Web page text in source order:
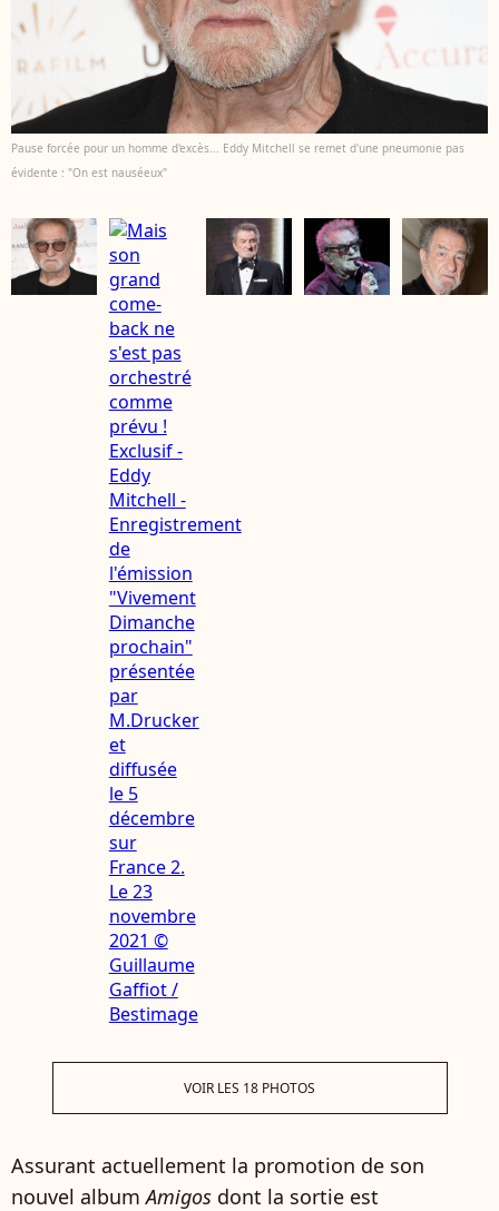
Pause forcée pour un homme d'excès... Eddy Mitchell se remet d'une pneumonie pas
évidente : "On est nauséeux"
VOIR LES 18 PHOTOS
Assurant actuellement la promotion de son
nouvel albumAmigos dont la sortie est